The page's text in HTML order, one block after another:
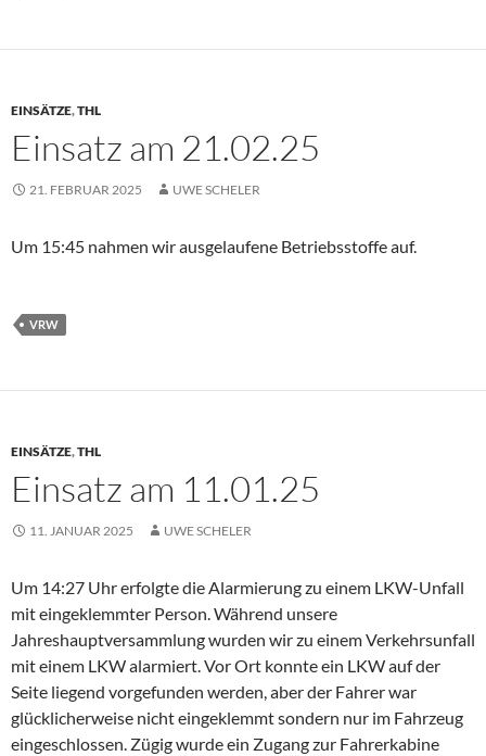
EINSÄTZE,THL
Einsatz am 21.02.25
21. FEBRUAR 2025 UWE SCHELER
Um 15:45 nahmen wir ausgelaufene Betriebsstoffe auf.
VRW
EINSÄTZE,THL
Einsatz am 11.01.25
11. JANUAR 2025 UWE SCHELER
Um 14:27 Uhr erfolgte die Alarmierung zu einem LKW-Unfall
mit eingeklemmter Person. Während unsere
Jahreshauptversammlung wurden wir zu einem Verkehrsunfall
mit einem LKW alarmiert. Vor Ort konnte ein LKW auf der
Seite liegend vorgefunden werden, aber der Fahrer war
glücklicherweise nicht eingeklemmt sondern nur im Fahrzeug
eingeschlossen. Zügig wurde ein Zugang zur Fahrerkabine